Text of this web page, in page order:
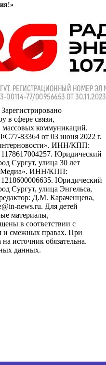
в сфере связи,
коммуникаций.
83364 от 03 июня 2022 г.
ИНН/КПП:
Юридический
Сургут, улица 30 лет
ИНН/КПП:
Юридический
Сургут, улица Энгельса,
Д.М. Караченцева,
news.ru. Для детей
материалы,
в соответствии с
и смежных правах. При
источник обязательна.
данных.